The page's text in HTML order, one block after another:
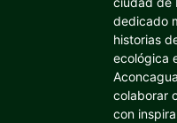
dedicado
historias
ecológica
colaborar
con